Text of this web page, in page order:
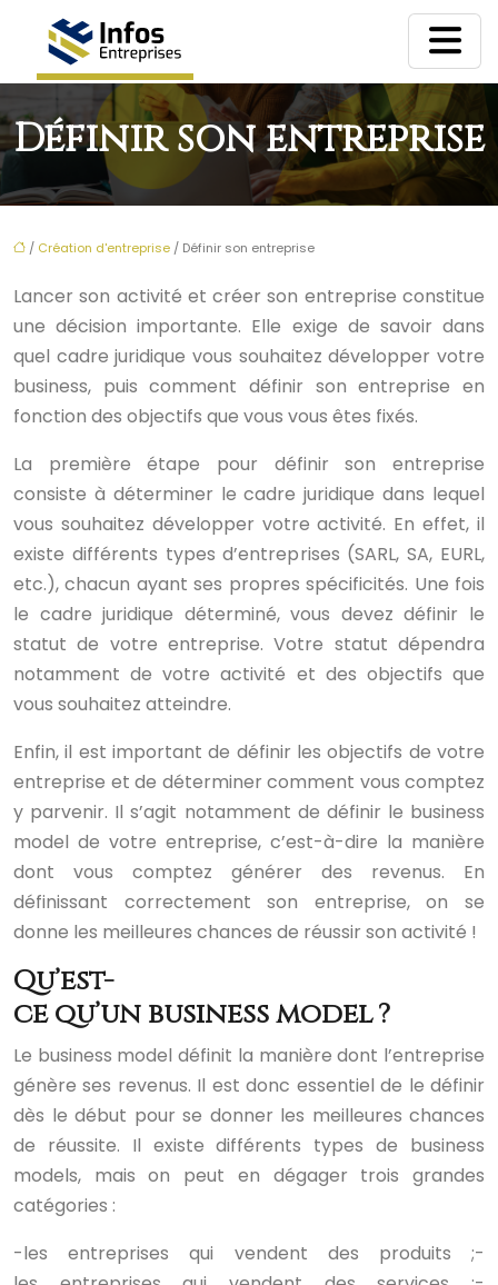
Définir son entreprise
/ Création d'entreprise / Définir son entreprise
Lancer son activité et créer son entreprise constitue
une décision importante. Elle exige de savoir dans
quel cadre juridique vous souhaitez développer votre
business, puis comment définir son entreprise en
fonction des objectifs que vous vous êtes fixés.
La première étape pour définir son entreprise
consiste à déterminer le cadre juridique dans lequel
vous souhaitez développer votre activité. En effet, il
existe différents types d’entreprises (SARL, SA, EURL,
etc.), chacun ayant ses propres spécificités. Une fois
le cadre juridique déterminé, vous devez définir le
statut de votre entreprise. Votre statut dépendra
notamment de votre activité et des objectifs que
vous souhaitez atteindre.
Enfin, il est important de définir les objectifs de votre
entreprise et de déterminer comment vous comptez
y parvenir. Il s’agit notamment de définir le business
model de votre entreprise, c’est-à-dire la manière
dont vous comptez générer des revenus. En
définissant correctement son entreprise, on se
donne les meilleures chances de réussir son activité !
Qu’est-
ce qu’un business model ?
Le business model définit la manière dont l’entreprise
génère ses revenus. Il est donc essentiel de le définir
dès le début pour se donner les meilleures chances
de réussite. Il existe différents types de business
models, mais on peut en dégager trois grandes
catégories :
-les entreprises qui vendent des produits ;-